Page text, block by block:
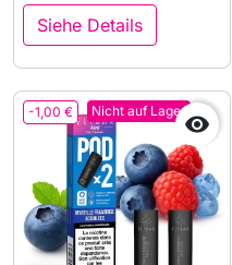
Siehe Details
-1,00 € Nicht auf Lager
